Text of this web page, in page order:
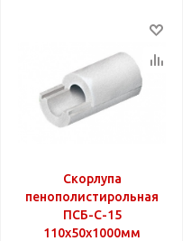
Скорлупа
пенополистирольная
ПСБ-С-15
110х50х1000мм